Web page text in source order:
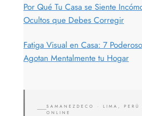
Por Qué Tu Casa se Siente
Ocultos que Debes Corregir
Fatiga Visual en Casa: 7
Agotan Mentalmente tu Hogar
SAMANEZDECO · LIMA, PERÚ
ONLINE